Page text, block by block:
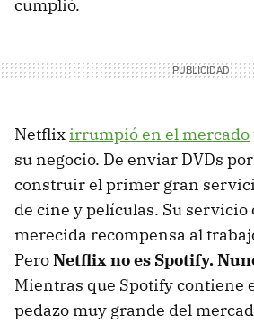
cumplió.
Netflix irrumpió en el mercado
su negocio. De enviar DVDs
construir el primer gran
de cine y películas. Su servicio
merecida recompensa al
PeroNetflix no es Spotify.
Mientras que Spotify contiene
pedazo muy grande del